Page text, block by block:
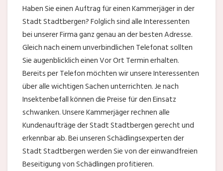
Haben Sie einen Auftrag für einen Kammerjäger in der
Stadt Stadtbergen? Folglich sind alle Interessenten
bei unserer Firma ganz genau an der besten Adresse.
Gleich nach einem unverbindlichen Telefonat sollten
Sie augenblicklich einen Vor Ort Termin erhalten.
Bereits per Telefon möchten wir unsere Interessenten
über alle wichtigen Sachen unterrichten. Je nach
Insektenbefall können die Preise für den Einsatz
schwanken. Unsere Kammerjäger rechnen alle
Kundenaufträge der Stadt Stadtbergen gerecht und
erkennbar ab. Bei unseren Schädlingsexperten der
Stadt Stadtbergen werden Sie von der einwandfreien
Beseitigung von Schädlingen profitieren.